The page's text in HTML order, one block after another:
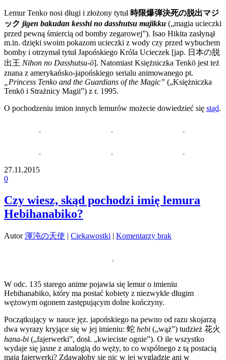
Lemur Tenko nosi długi i złożony tytuł 時限爆弾決死の脱出マジ
ック jigen bakudan kesshi no dasshutsu majikku („magia ucieczki
przed pewną śmiercią od bomby zegarowej”). Isao Hikita zasłynął
m.in. dzięki swoim pokazom ucieczki z wody czy przed wybuchem
bomby i otrzymał tytuł Japońskiego Króla Ucieczek [jap. 日本の脱
出王 Nihon no Dasshutsu-ō]. Natomiast Księżniczka Tenkō jest też
znana z amerykańsko-japońskiego serialu animowanego pt.
„Princess Tenko and the Guardians of the Magic” („Księżniczka
Tenkō i Strażnicy Magii”) z r. 1995.
O pochodzeniu imion innych lemurów możecie dowiedzieć się stąd.
27.11.2015
0
Czy wiesz, skąd pochodzi imię lemura
Hebihanabiko?
Autor 渾沌の天使 | Ciekawostki | Komentarzy brak
W odc. 135 starego anime pojawia się lemur o imieniu
Hebihanabiko, który ma postać kobiety z niezwykle długim
wężowym ogonem zastępującym dolne kończyny.
Początkujący w nauce jęz. japońskiego na pewno od razu skojarzą
dwa wyrazy kryjące się w jej imieniu: 蛇 hebi („wąż”) tudzież 花火
hana-bi („fajerwerki”, dosł. „kwieciste ognie”). O ile wszystko
wydaje się jasne z analogią do węży, to co wspólnego z tą postacią
mają fajerwerki? Zdawałoby się nic w jej wyglądzie ani w